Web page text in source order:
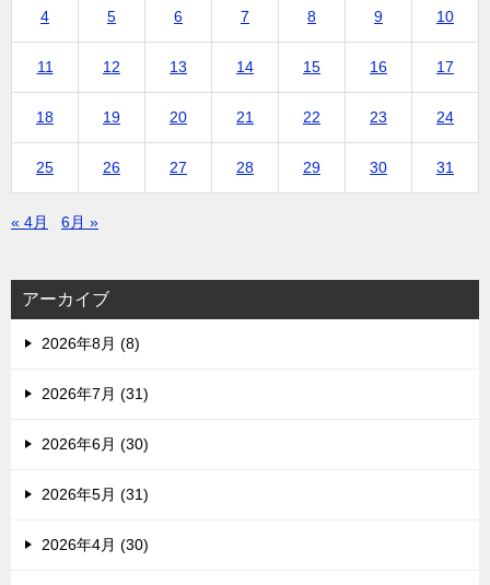
4 5 6 7 8 9 10
11 12 13 14 15 16 17
18 19 20 21 22 23 24
25 26 27 28 29 30 31
« 4月 6月 »
アーカイブ
2026年8月 (8)
2026年7月 (31)
2026年6月 (30)
2026年5月 (31)
2026年4月 (30)